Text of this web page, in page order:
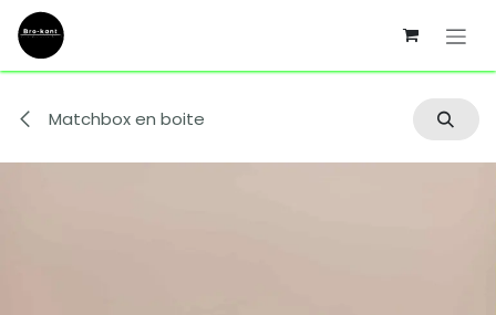
Se rendre au contenu
Matchbox en boite